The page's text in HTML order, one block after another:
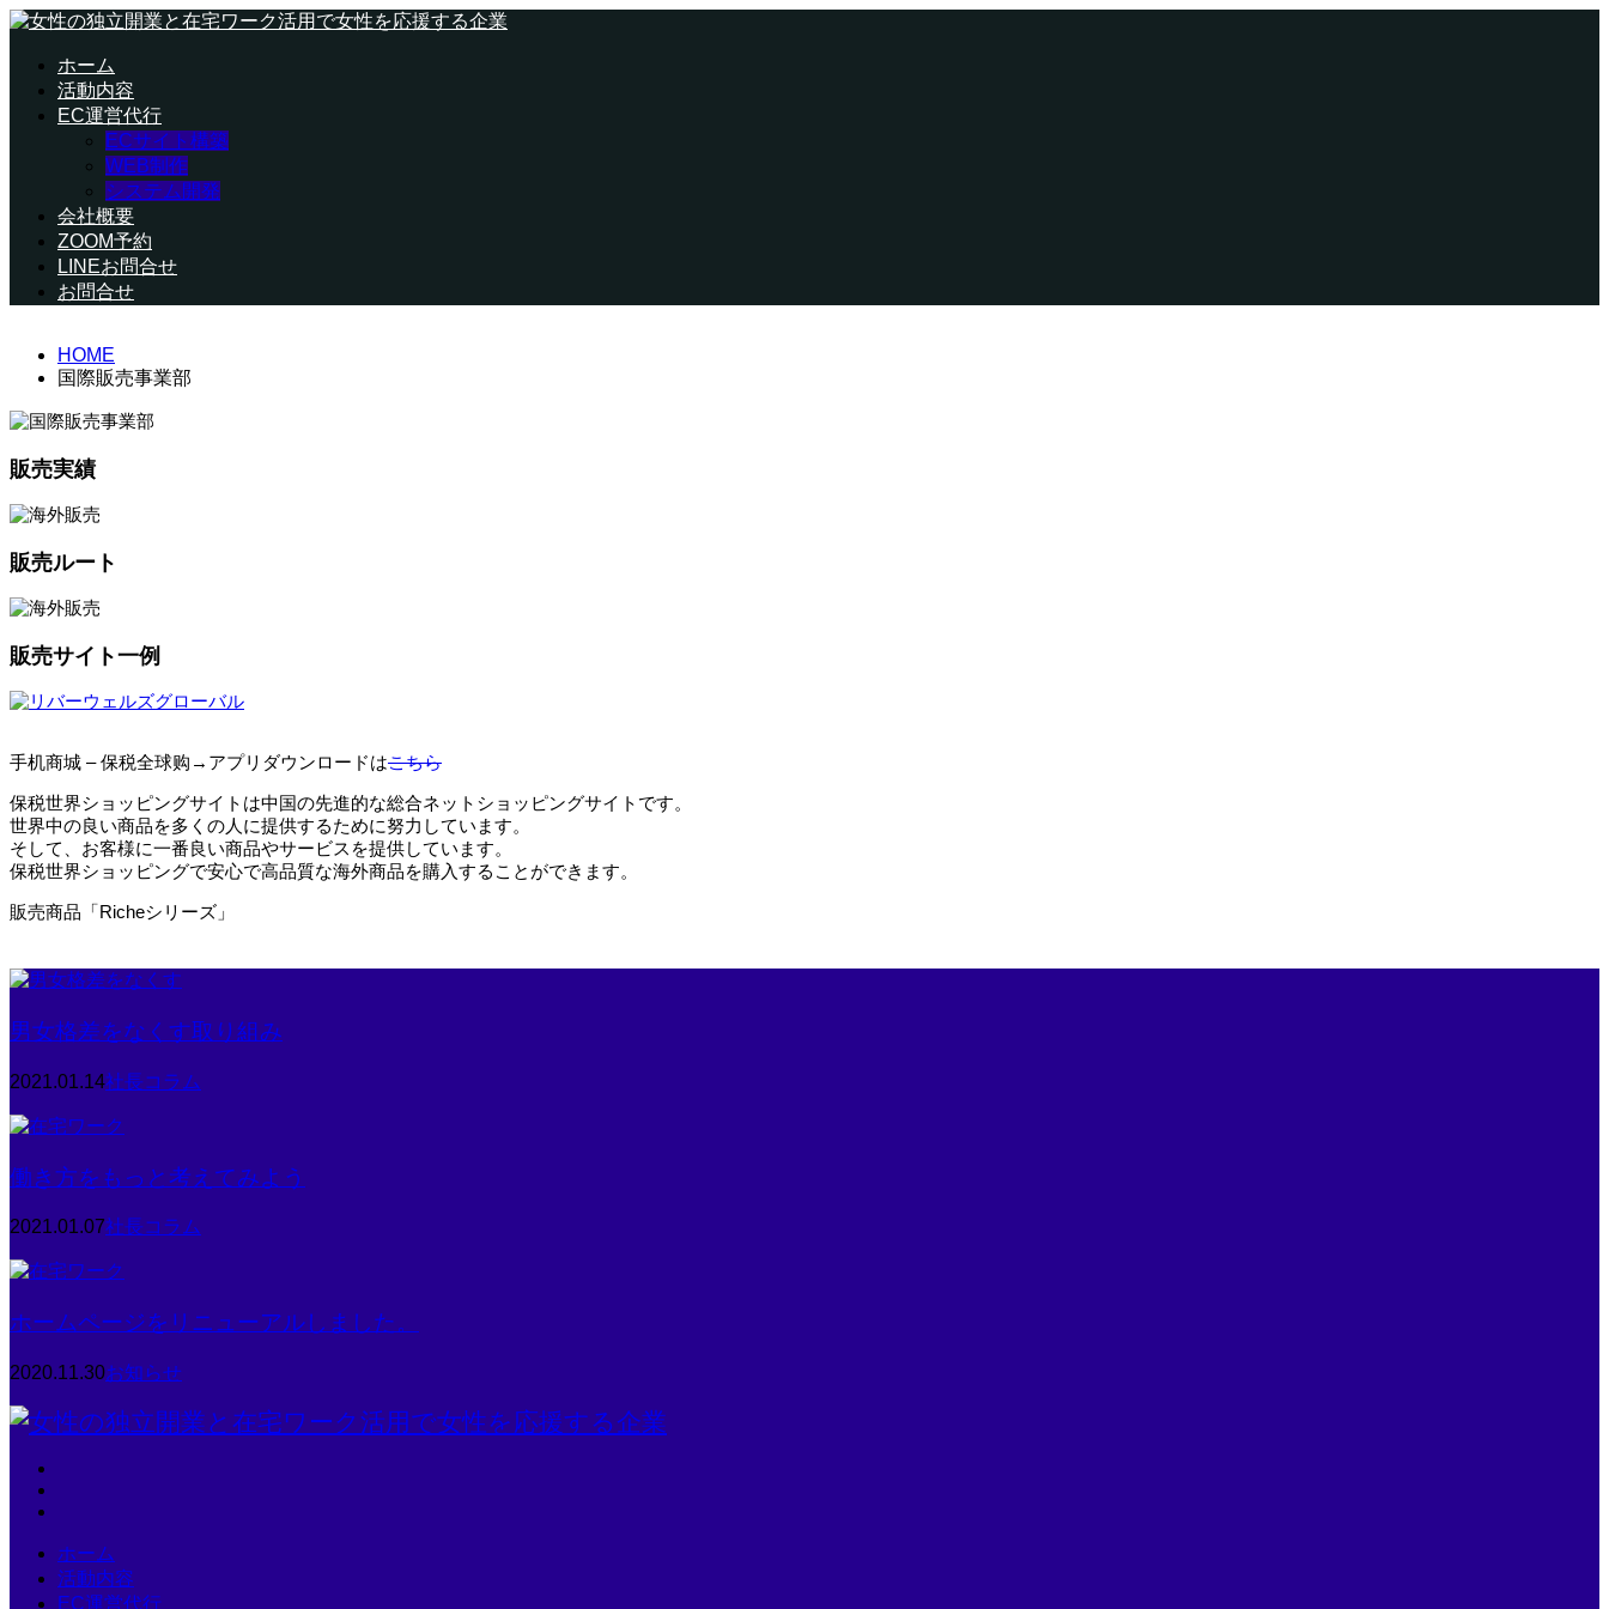
ホーム
活動内容
EC運営代行
ECサイト構築
WEB制作
システム開発
会社概要
ZOOM予約
LINEお問合せ
お問合せ
HOME
国際販売事業部
販売実績
販売ルート
販売サイト一例
手机商城 – 保税全球购→アプリダウンロードはこちら
保税世界ショッピングサイトは中国の先進的な総合ネットショッピングサイトです。
世界中の良い商品を多くの人に提供するために努力しています。
そして、お客様に一番良い商品やサービスを提供しています。
保税世界ショッピングで安心で高品質な海外商品を購入することができます。
販売商品「Richeシリーズ」
男女格差をなくす取り組み
2021.01.14社長コラム
働き方をもっと考えてみよう
2021.01.07社長コラム
ホームページをリニューアルしました。
2020.11.30お知らせ
ホーム
活動内容
EC運営代行